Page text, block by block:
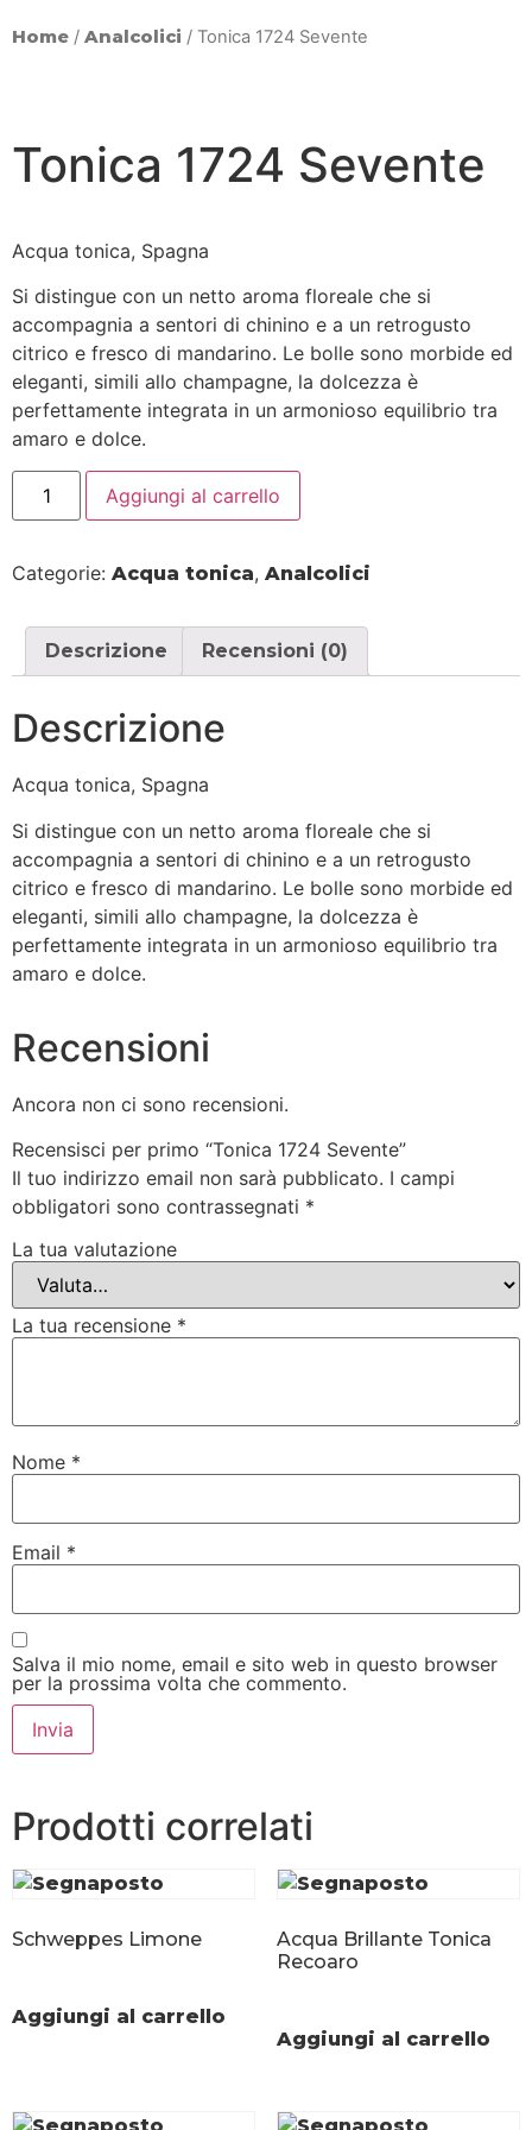
Home / Analcolici / Tonica 1724 Sevente
Tonica 1724 Sevente
Acqua tonica, Spagna
Si distingue con un netto aroma floreale che si
accompagnia a sentori di chinino e a un retrogusto
citrico e fresco di mandarino. Le bolle sono morbide ed
eleganti, simili allo champagne, la dolcezza è
perfettamente integrata in un armonioso equilibrio tra
amaro e dolce.
Aggiungi al carrello
Categorie: Acqua tonica, Analcolici
Descrizione Recensioni (0)
Descrizione
Acqua tonica, Spagna
Si distingue con un netto aroma floreale che si
accompagnia a sentori di chinino e a un retrogusto
citrico e fresco di mandarino. Le bolle sono morbide ed
eleganti, simili allo champagne, la dolcezza è
perfettamente integrata in un armonioso equilibrio tra
amaro e dolce.
Recensioni
Ancora non ci sono recensioni.
Recensisci per primo “Tonica 1724 Sevente”
Il tuo indirizzo email non sarà pubblicato. I campi
obbligatori sono contrassegnati *
La tua valutazione
La tua recensione *
Nome *
Email *
Salva il mio nome, email e sito web in questo browser
per la prossima volta che commento.
Prodotti correlati
Schweppes Limone
Aggiungi al carrello
Acqua Brillante Tonica
Recoaro
Aggiungi al carrello